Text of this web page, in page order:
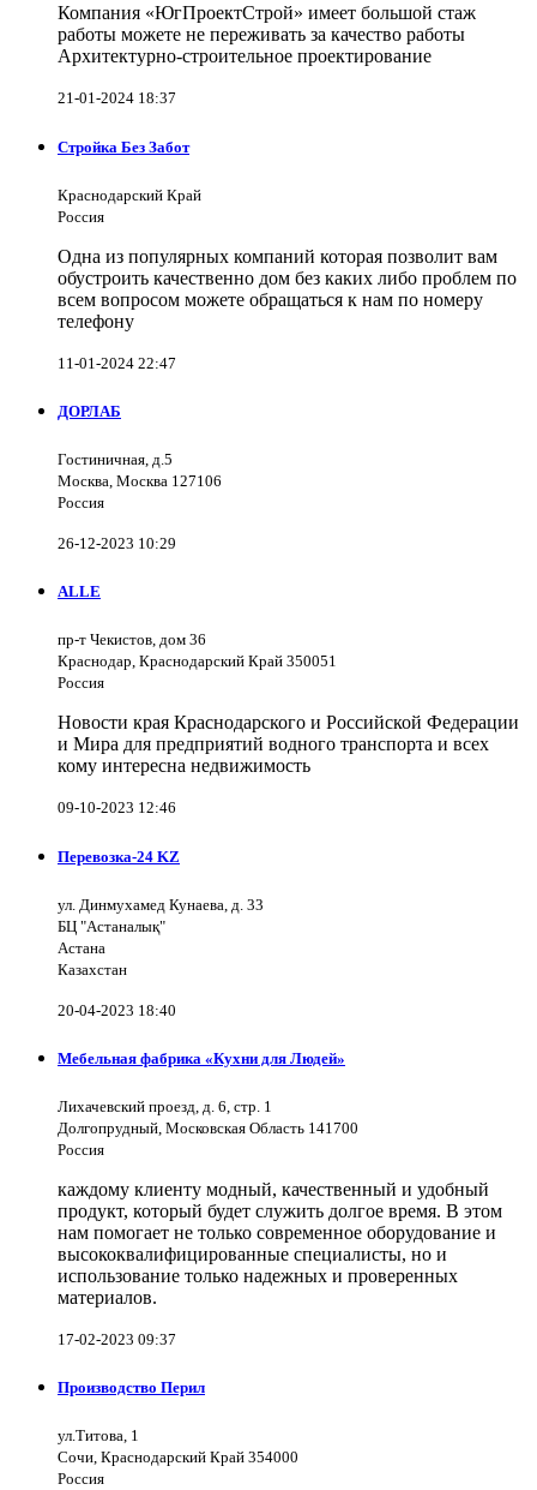
Компания «ЮгПроектСтрой» имеет большой стаж
работы можете не переживать за качество работы
Архитектурно-строительное проектирование
21-01-2024 18:37
Стройка Без Забот
Краснодарский Край
Россия
Одна из популярных компаний которая позволит вам
обустроить качественно дом без каких либо проблем по
всем вопросом можете обращаться к нам по номеру
телефону
11-01-2024 22:47
ДОРЛАБ
Гостиничная, д.5
Москва, Москва 127106
Россия
26-12-2023 10:29
ALLE
пр-т Чекистов, дом 36
Краснодар, Краснодарский Край 350051
Россия
Новости края Краснодарского и Российской Федерации
и Мира для предприятий водного транспорта и всех
кому интересна недвижимость
09-10-2023 12:46
Перевозка-24 KZ
ул. Динмухамед Кунаева, д. 33
БЦ "Астаналық"
Астана
Казахстан
20-04-2023 18:40
Мебельная фабрика «Кухни для Людей»
Лихачевский проезд, д. 6, стр. 1
Долгопрудный, Московская Область 141700
Россия
каждому клиенту модный, качественный и удобный
продукт, который будет служить долгое время. В этом
нам помогает не только современное оборудование и
высококвалифицированные специалисты, но и
использование только надежных и проверенных
материалов.
17-02-2023 09:37
Производство Перил
ул.Титова, 1
Сочи, Краснодарский Край 354000
Россия